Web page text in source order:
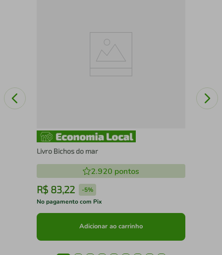
Livro Bichos do mar
2.920 pontos
R$ 83,22 -5%
No pagamento com Pix
Adicionar ao carrinho